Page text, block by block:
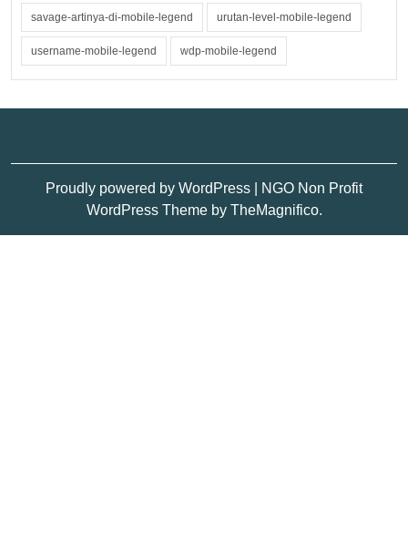
savage-artinya-di-mobile-legend urutan-level-mobile-legend
username-mobile-legend wdp-mobile-legend
Proudly powered by WordPress
NGO Non Profit
WordPress Theme by TheMagnifico.